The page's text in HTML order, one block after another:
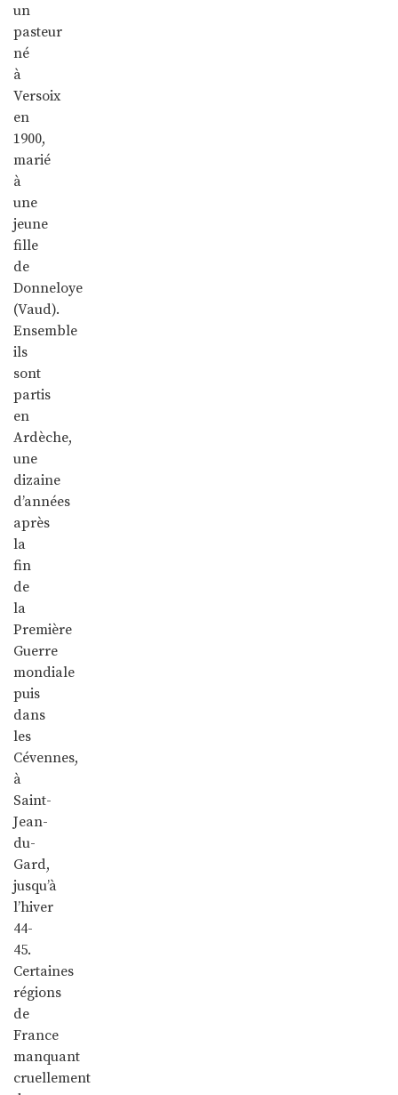
un
pasteur
né
à
Versoix
en
1900,
marié
à
une
jeune
fille
de
Donneloye
(Vaud).
Ensemble
ils
sont
partis
en
Ardèche,
une
dizaine
d’années
après
la
fin
de
la
Première
Guerre
mondiale
puis
dans
les
Cévennes,
à
Saint-
Jean-
du-
Gard,
jusqu’à
l’hiver
44-
45.
Certaines
régions
de
France
manquant
cruellement